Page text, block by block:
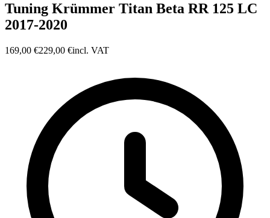
Tuning Krümmer Titan Beta RR 125 LC
2017-2020
169,00 €229,00 €incl. VAT